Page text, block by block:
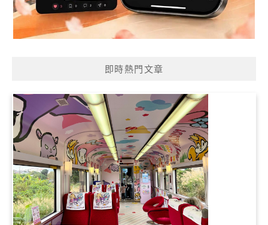
即時熱門文章